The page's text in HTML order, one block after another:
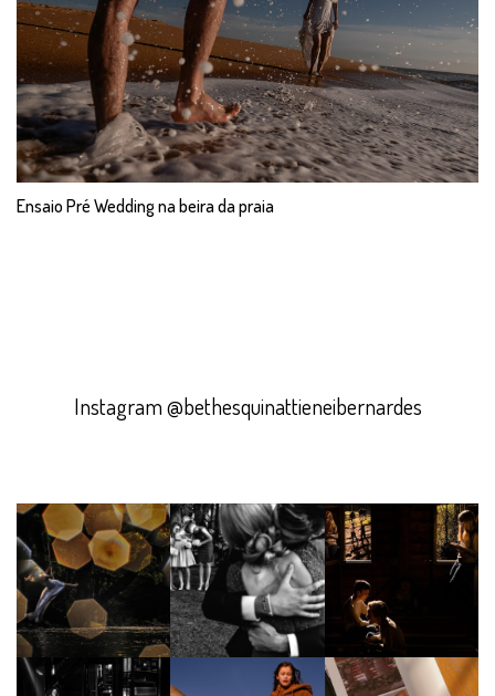
Ensaio Pré Wedding na beira da praia
Instagram @bethesquinattieneibernardes